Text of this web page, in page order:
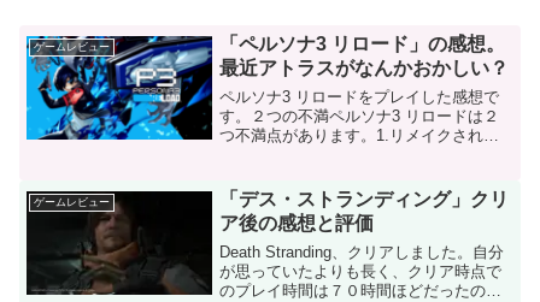
ゲームレビュー
「ペルソナ3 リロード」の感想。
最近アトラスがなんかおかしい？
ペルソナ3 リロードをプレイした感想で
す。２つの不満ペルソナ3 リロードは２
つ不満点があります。1.リメイクされた
くなってますよね？このアレンジがダメ
ダメ。新曲じゃ...
ゲームレビュー
「デス・ストランディング」クリ
ア後の感想と評価
Death Stranding、クリアしました。自分
が思っていたよりも長く、クリア時点で
のプレイ時間は７０時間ほどだったので